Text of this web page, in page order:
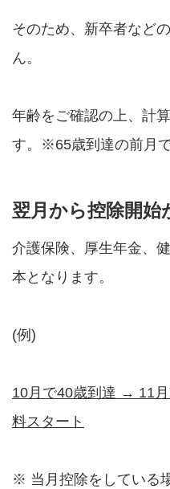
そのため、新卒者など
ん。
年齢をご確認の上、計
す。※65歳到達の前月
翌月から控除開始
介護保険、厚生年金、
本となります。
(例)
10月で40歳到達 → 11
料スタート
※ 当月控除をしている